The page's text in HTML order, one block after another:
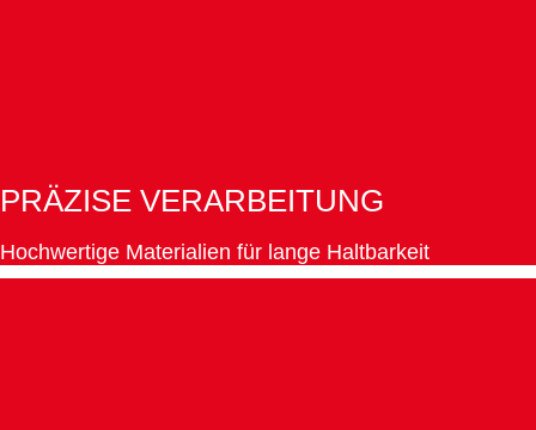
PRÄZISE VERARBEITUNG
Hochwertige Materialien für lange Haltbarkeit